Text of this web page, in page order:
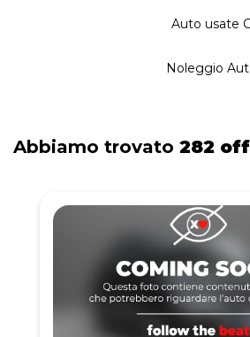
Auto usate
Noleggio
Abbiamo trovato 282